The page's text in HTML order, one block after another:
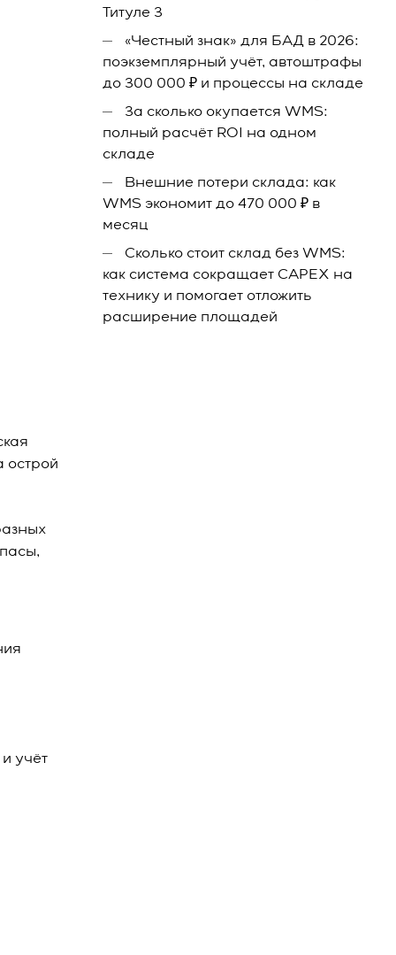
острой
учёт
Титуле 3
«Честный знак» для БАД в 2026:
поэкземплярный учёт, автоштрафы
до 300 000 ₽ и процессы на складе
За сколько окупается WMS:
полный расчёт ROI на одном
складе
Внешние потери склада: как
WMS экономит до 470 000 ₽ в
месяц
Сколько стоит склад без WMS:
как система сокращает CAPEX на
технику и помогает отложить
расширение площадей